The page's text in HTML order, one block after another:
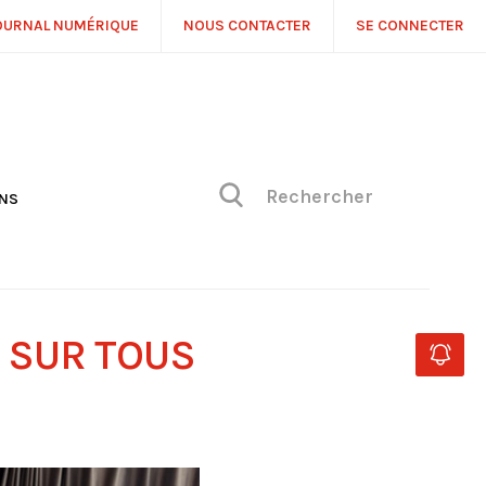
NUMÉRIQUE NOUS CONTACTER SE CONNECTER
TOUS